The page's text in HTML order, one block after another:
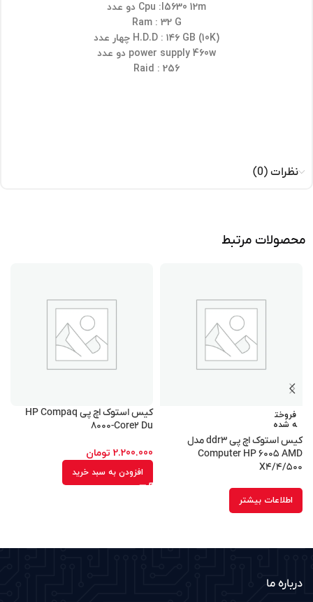
Cpu :l5630 12m دو عدد
Ram : 32 G
H.D.D : ۱۴۶ GB (10K) چهار عدد
power supply 460w دو عدد
Raid : 256
نظرات (0)
محصولات مرتبط
فروخت
ه شده
کیس استوک اچ پی ddr۳ مدل
Computer HP ۶۰۰۵ AMD
X۴/۴/۵۰۰
اطلاعات بیشتر
کیس استوک اچ پی HP Compaq
۸۰۰۰-Core۲ Du
2.200.000 تومان
افزودن به سبد خرید
درباره ما